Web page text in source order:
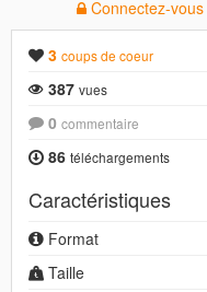
Connectez-vous
3 coups de coeur
387 vues
0 commentaire
86 téléchargements
Caractéristiques
Format
Taille